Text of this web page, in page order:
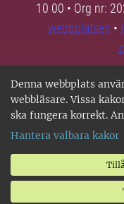
Denna webbplats
webbläsare. Vissa
ska fungera korrekt.
Hantera valbara kakor
10 00 • Org nr:
webbplatsen •